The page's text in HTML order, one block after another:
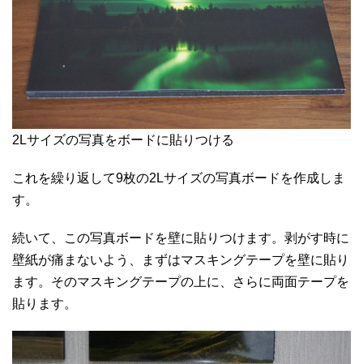
2Lサイズの写真をボードに貼りつける
これを繰り返して9枚の2Lサイズの写真ボードを作成しま
す。
続いて、この写真ボードを壁に貼りつけます。剥がす時に
壁紙が痛まないよう、まずはマスキングテープを壁に貼り
ます。そのマスキングテープの上に、さらに両面テープを
貼ります。